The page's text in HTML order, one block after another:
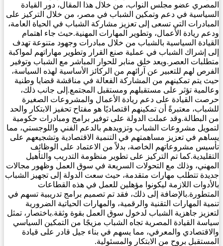
المصري عضو مجلس النواب، من خلال هذا المقال، دور القيادة
السياسية في دعم وتمكين الشباب في مصر، من خلال التركيز على
المبادرات التي تسعى إلى تعزيز مشاركة الشباب في الحياة العامة،
ودعم ريادة الأعمال، وتطوير المهارات المهنية.حيث جاء اهتمام
القيادة السياسية بالشباب من خلال مبادرات وجهود متنوعة تهدف
إلى إشراك الشباب في عملية صنع القرار وتطوير مهاراتهم لمواكبة
متطلبات العصر.ويعد خلق منابر للحوار المباشر مع الشباب وتوفير
الفرص لهم للتعبير عن آرائهم من الركائز الأساسية لهذه السياسة،
حيث يتم تمكينهم من المشاركة الفعالة في مناقشة قضايا وطنية
وعالمية تؤثر على مستقبلهم ومستقبل المجتمع.إلى جانب ذلك،
حرصت القيادة على دعم ريادة الأعمال والمشروعات الصغيرة
للشباب، معتبرةً أن تمكينهم اقتصاديًا هو مفتاح تحفيز الابتكار والحد
من البطالة.وقد عملت الدولة على توفير برامج ومبادرات حكومية
لتمويل مشروعات الشباب وتزويدهم بالدعم الفني واللوجستي، مما
يساهم في تعزيز مساهمتهم في التنمية الاقتصادية وتشجيعهم على
تأسيس مشروعاتهم الخاصة، بدلاً من الاعتماد على الوظائف
التقليدية.كما تم التركيز على تطوير منظومة التدريب والتأهيل
المهني، وذلك مع التحولات السريعة في سوق العمل وظهور مجالات
جديدة تتطلب مهارات متقدمة، حيث سعت الدولة إلى تجهيز الشباب
بالأدوات اللازمة ليكونوا مؤهلين للعمل في هذه القطاعات
المتطورة.بالإضافة إلى ذلك، فقد تم تصميم برامج تدريبية تسهم في
تنمية المهارات التقنية والرقمية، والمهارات الحياتية الضرورية
لتعزيز جاهزية الشباب لدخول سوق العمل بقوة وثقة.باختصار، تمثل
سياسة القيادة المصرية تجاه الشباب مزيجًا من التمكين السياسي
والاقتصادي والمعرفي، مما يسهم في بناء جيل قادر على قيادة
المستقبل بروح من الابتكار والمسئولية.